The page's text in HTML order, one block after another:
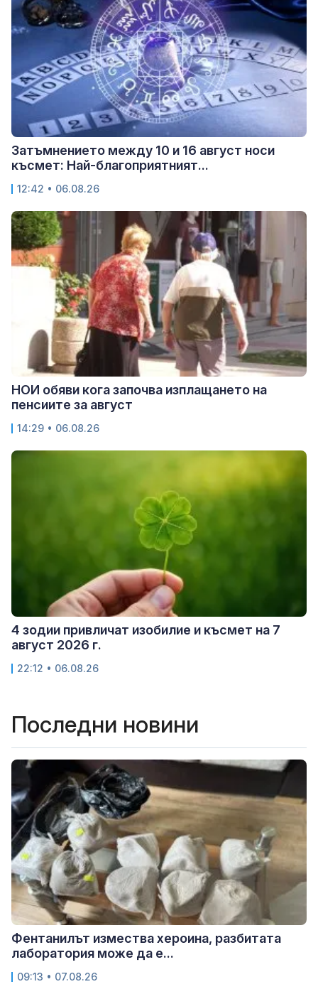
Затъмнението между 10 и 16 август носи
късмет: Най-благоприятният...
12:42 • 06.08.26
НОИ обяви кога започва изплащането на
пенсиите за август
14:29 • 06.08.26
4 зодии привличат изобилие и късмет на 7
август 2026 г.
22:12 • 06.08.26
Последни новини
Фентанилът измества хероина, разбитата
лаборатория може да е...
09:13 • 07.08.26